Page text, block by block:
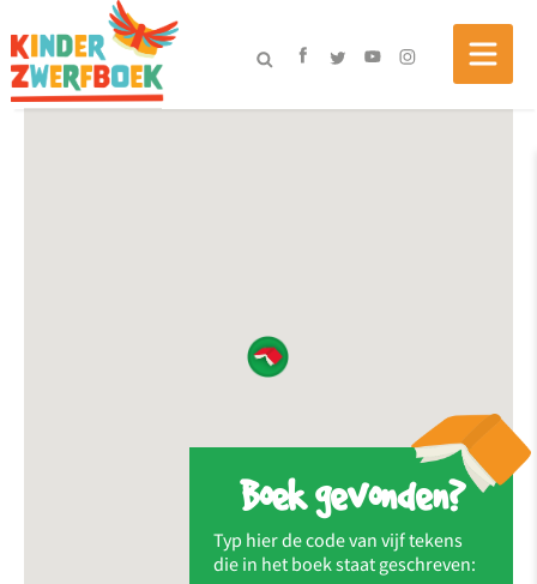
Boek gevonden?
Typ hier de code van vijf tekens
die in het boek staat geschreven: